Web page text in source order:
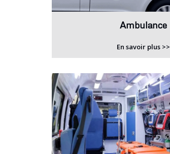
Ambulance
En savoir plus >>